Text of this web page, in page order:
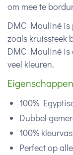
om mee te
DMC Mouliné is
zoals kruissteek
DMC Mouliné is
veel kleuren.
100%
Dubbel
100%
Perfect op